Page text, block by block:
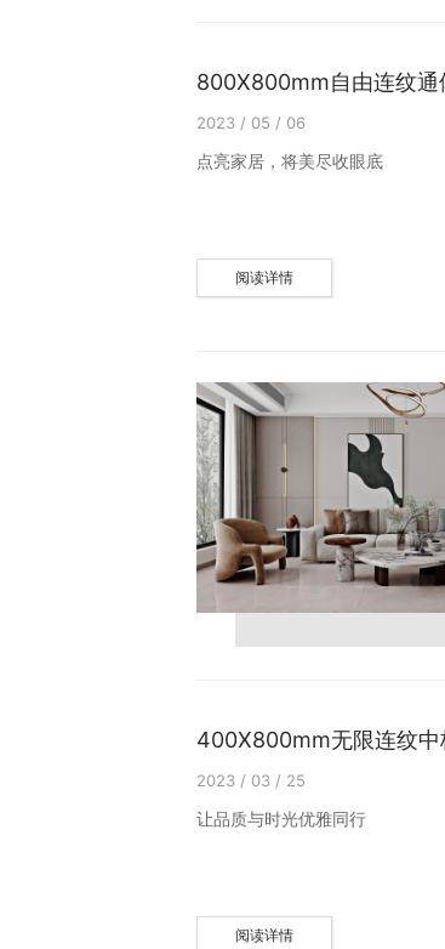
800X800mm自由连纹通
2023 / 05 / 06
点亮家居，将美尽收眼底
阅读详情
400X800mm无限连纹中
2023 / 03 / 25
让品质与时光优雅同行
阅读详情